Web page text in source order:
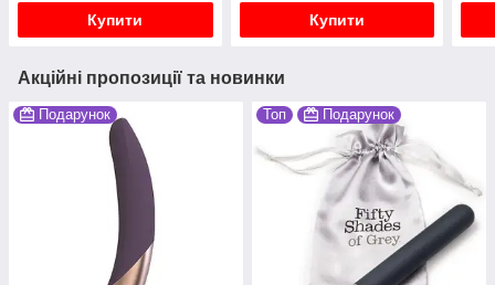
Купити Купити
Акційні пропозиції та новинки
Подарунок Топ Подарунок